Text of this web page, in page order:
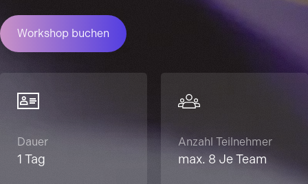
Workshop buchen
Dauer
1 Tag
Anzahl Teilnehmer
max. 8 Je Team